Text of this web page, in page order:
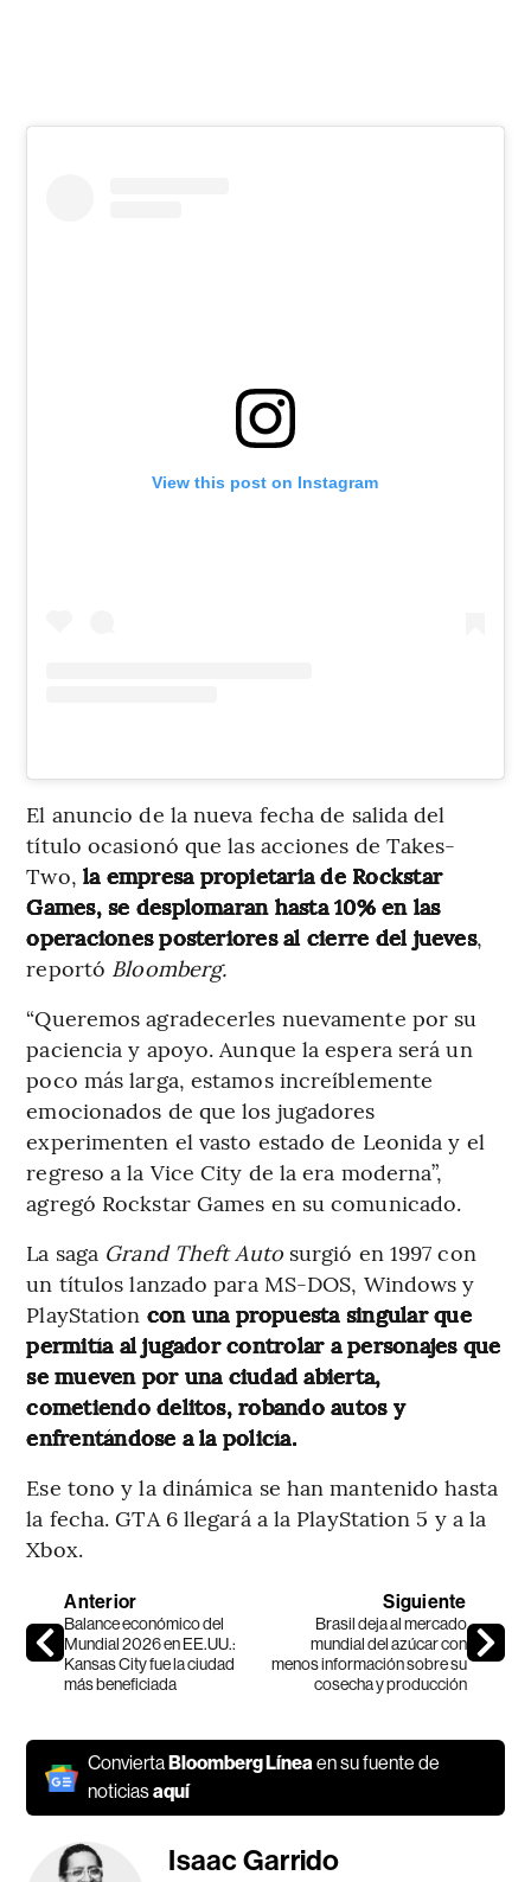
View this post on Instagram
El anuncio de la nueva fecha de salida del
título ocasionó que las acciones de Takes-
Two, la empresa propietaria de Rockstar
Games, se desplomaran hasta 10% en las
operaciones posteriores al cierre del jueves,
reportó Bloomberg.
“Queremos agradecerles nuevamente por su
paciencia y apoyo. Aunque la espera será un
poco más larga, estamos increíblemente
emocionados de que los jugadores
experimenten el vasto estado de Leonida y el
regreso a la Vice City de la era moderna”,
agregó Rockstar Games en su comunicado.
La saga Grand Theft Autosurgió en 1997 con
un títulos lanzado para MS-DOS, Windows y
PlayStation con una propuesta singular que
permitía al jugador controlar a personajes que
se mueven por una ciudad abierta,
cometiendo delitos, robando autos y
enfrentándose a la policía.
Ese tono y la dinámica se han mantenido hasta
la fecha. GTA 6 llegará a la PlayStation 5 y a la
Xbox.
Anterior
Balance económico del
Mundial 2026 en EE.UU.:
Kansas City fue la ciudad
más beneficiada
Siguiente
Brasil deja al mercado
mundial del azúcar con
menos información sobre su
cosecha y producción
Convierta Bloomberg Líneaen su fuente de
noticiasaquí
Isaac Garrido